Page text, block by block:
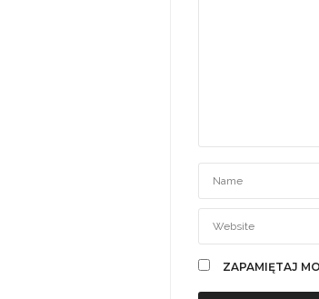
ZAPAMIĘTAJ